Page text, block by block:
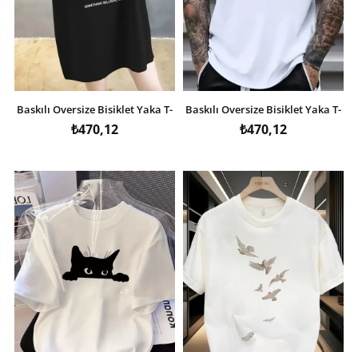
Baskılı Oversize Bisiklet Yaka T-
shirt - Siyah
₺470,12
Baskılı Oversize Bisiklet Yaka T-
shirt - Beyaz
₺470,12